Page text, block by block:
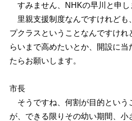
すみません、NHKの早川と申し
里親支援制度なんですけれども
プクラスということなんですけれ
らいまで高めたいとか、開設に当
たらお願いします。
市長
そうですね、何割が目的という
が、できる限りその幼い期間、小